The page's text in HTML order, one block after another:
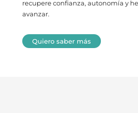
recupere confianza, autonomía y
avanzar.
Quiero saber más